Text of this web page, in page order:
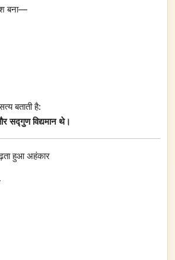
बना—
बताती है:
सद्गुण विद्यमान थे।
हुआ अहंकार